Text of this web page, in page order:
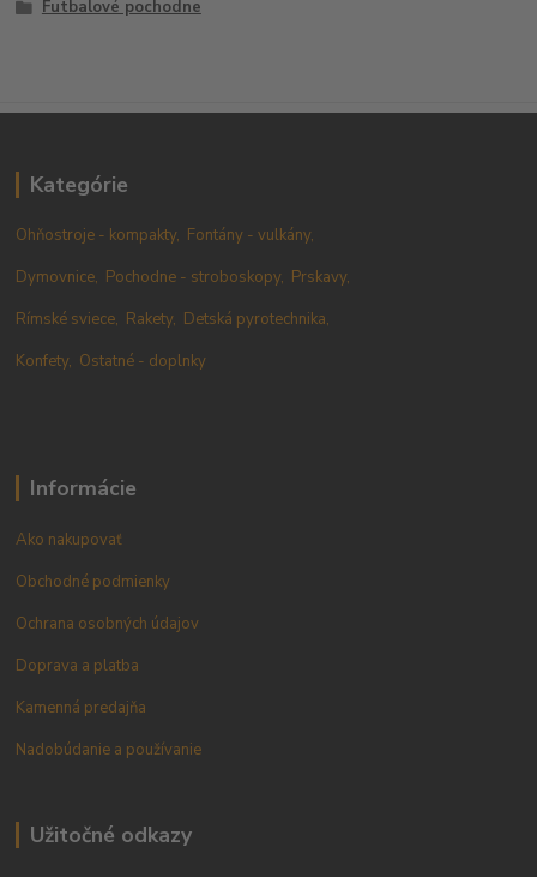
Futbalové pochodne
Kategórie
Ohňostroje - kompakty, Fontány - vulkány,
Dymovnice, Pochodne - stroboskopy, Prskavy,
Rímské sviece, Rakety, Detská pyrotechnika,
Konfety, Ostatné - doplnky
Informácie
Ako nakupovať
Obchodné podmienky
Ochrana osobných údajov
Doprava a platba
Kamenná predajňa
Nadobúdanie a používanie
Užitočné odkazy